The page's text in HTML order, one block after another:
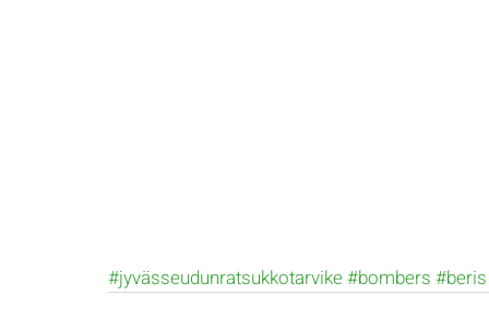
#jyvässeudunratsukkotarvike #bombers #beris